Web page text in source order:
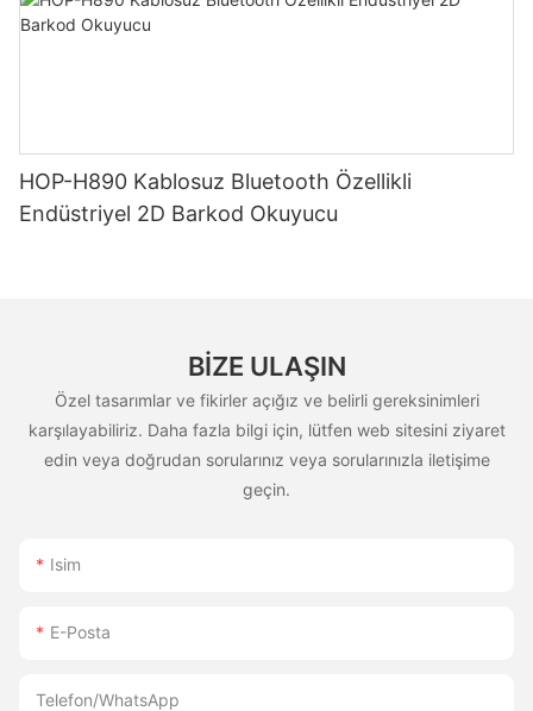
HOP-H890 Kablosuz Bluetooth Özellikli
Endüstriyel 2D Barkod Okuyucu
BIZE ULAŞIN
Özel tasarımlar ve fikirler açığız ve belirli gereksinimleri
karşılayabiliriz. Daha fazla bilgi için, lütfen web sitesini ziyaret
edin veya doğrudan sorularınız veya sorularınızla iletişime
geçin.
Isim
E-Posta
Telefon/WhatsApp